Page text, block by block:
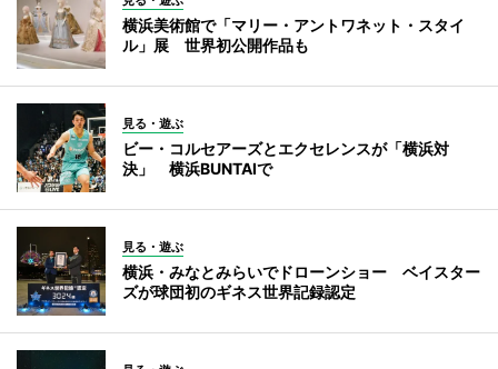
横浜美術館で「マリー・アントワネット・スタイ
ル」展 世界初公開作品も
見る・遊ぶ
ビー・コルセアーズとエクセレンスが「横浜対
決」 横浜BUNTAIで
見る・遊ぶ
横浜・みなとみらいでドローンショー ベイスター
ズが球団初のギネス世界記録認定